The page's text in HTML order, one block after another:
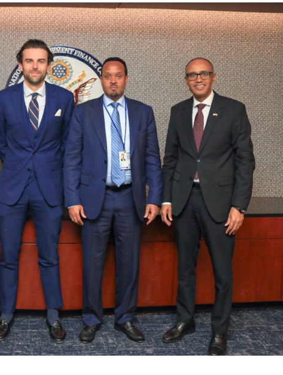
ኢትዮጵያ የቀጣናውን ኢኮኖሚያዊ ገጽታ በአዲስ
መልኩ እየቀረጸች ነው-ፈርስት ፖስት
August 7, 2026
ተቃውሞ የበዛበት የፊፋ አዲሱ እቅድ
July 30, 2026
አዲስ ሚዲያ ኔትዎርክ በይዘት ስራዎቹ
ትርክትን በማረም እና የወል ትርክትን
ሃላፊነቱን እየተወጣ ይገኛል
AmnAdmin October 17, 2025